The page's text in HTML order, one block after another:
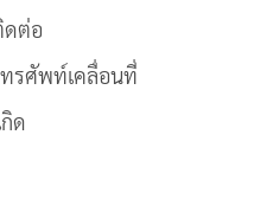
ดต่อ
ทรศัพท์เคลื่อนที่
ด